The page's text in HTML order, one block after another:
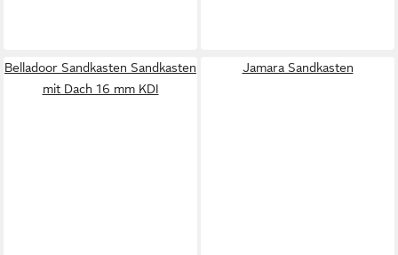
Belladoor Sandkasten Sandkasten
mit Dach 16 mm KDI
Jamara Sandkasten